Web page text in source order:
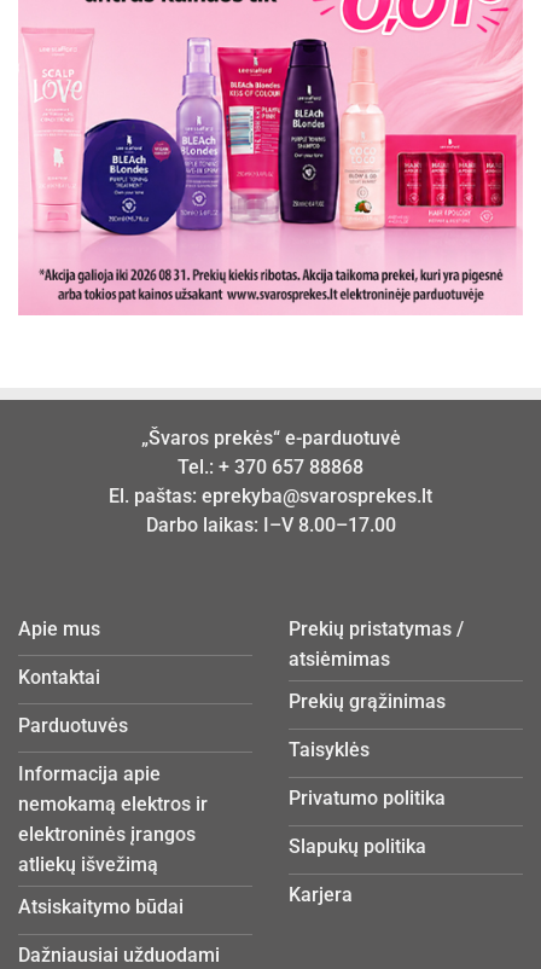
„Švaros prekės“ e-parduotuvė
Tel.: + 370 657 88868
El. paštas: eprekyba@svarosprekes.lt
Darbo laikas: I–V 8.00–17.00
Apie mus
Kontaktai
Parduotuvės
Informacija apie
nemokamą elektros ir
elektroninės įrangos
atliekų išvežimą
Atsiskaitymo būdai
Dažniausiai užduodami
Prekių pristatymas /
atsiėmimas
Prekių grąžinimas
Taisyklės
Privatumo politika
Slapukų politika
Karjera